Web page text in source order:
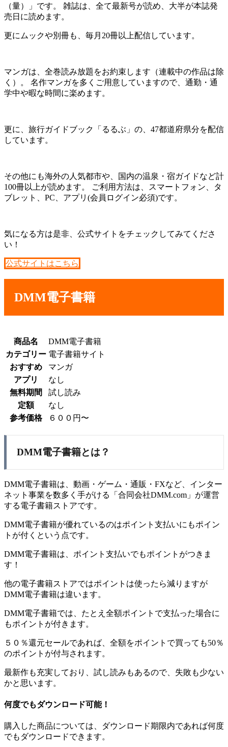
（量）」です。 雑誌は、全て最新号が読め、大半が本誌発
売日に読めます。
更にムックや別冊も、毎月20冊以上配信しています。
マンガは、全巻読み放題をお約束します（連載中の作品は除
く）。 名作マンガを多くご用意していますので、通勤・通
学中や暇な時間に楽めます。
更に、旅行ガイドブック「るるぶ」の、47都道府県分を配信
しています。
その他にも海外の人気都市や、国内の温泉・宿ガイドなど計
100冊以上が読めます。 ご利用方法は、スマートフォン、タ
ブレット、PC、アプリ(会員ログイン必須)です。
気になる方は是非、公式サイトをチェックしてみてくださ
い！
公式サイトはこちら
DMM電子書籍
商品名
DMM電子書籍
カテゴリー 電子書籍サイト
おすすめ
マンガ
アプリ
なし
無料期間
試し読み
定額
なし
参考価格
６００円〜
DMM電子書籍とは？
DMM電子書籍は、動画・ゲーム・通販・FXなど、インター
ネット事業を数多く手がける「合同会社DMM.com」が運営
する電子書籍ストアです。
DMM電子書籍が優れているのはポイント支払いにもポイン
トが付く という点です。
DMM電子書籍は、ポイント支払いでもポイントがつきま
す！
他の電子書籍ストアではポイントは使ったら減りますが
DMM電子書籍は違います。
DMM電子書籍では、たとえ全額ポイントで支払った場合に
もポイントが付きます。
５０％還元セールであれば、全額をポイントで買っても50％
のポイントが付与されます。
最新作も充実しており、試し読みもあるので、失敗も少ない
かと思います。
何度でもダウンロード可能！
購入した商品については、ダウンロード期限内であれば何度
でもダウンロードできます。